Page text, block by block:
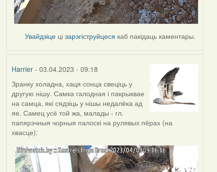
Увайдзіце цізарэгіструйцеся каб пакідаць каментары.
Harrier- 03.04.2023 - 09:18
Зранку холадна, хаця сонца свеціць у
другую нішу. Самка галодная і пакрыквае
на самца, які сядзіць у нішы недалёка ад
яе. Самец усё той жа, малады - гл.
папярэчныя чорныя палоскі на рулявых пёрах (на
хвасце):